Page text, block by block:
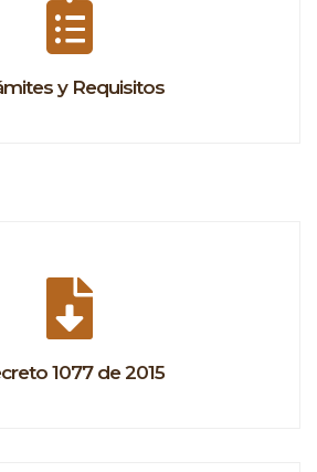
y Requisitos
1077 de 2015